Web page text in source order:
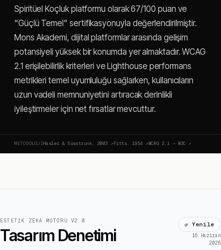
Spiritüel Koçluk platformu olarak 67/100 puan ve
"Güçlü Temel" sertifikasyonuyla değerlendirilmiştir.
Mons Akademi, dijital platformlar arasında gelişim
potansiyeli yüksek bir konumda yer almaktadır. WCAG
2.1 erişilebilirlik kriterleri ve Lighthouse performans
metrikleri temel uyumluluğu sağlarken, kullanıcıların
uzun vadeli memnuniyetini artıracak derinlikli
iyileştirmeler için net fırsatlar mevcuttur.
METODOLOJIHasler & Süsstrunk, 2003 ↗Fitts, 1954 ↗WCAG 2.1 — W3C ↗
ESTETIK ZEKA MOTORU V2.0
Tasarım Denetimi
↺ Yenile
16 Haziran
2026